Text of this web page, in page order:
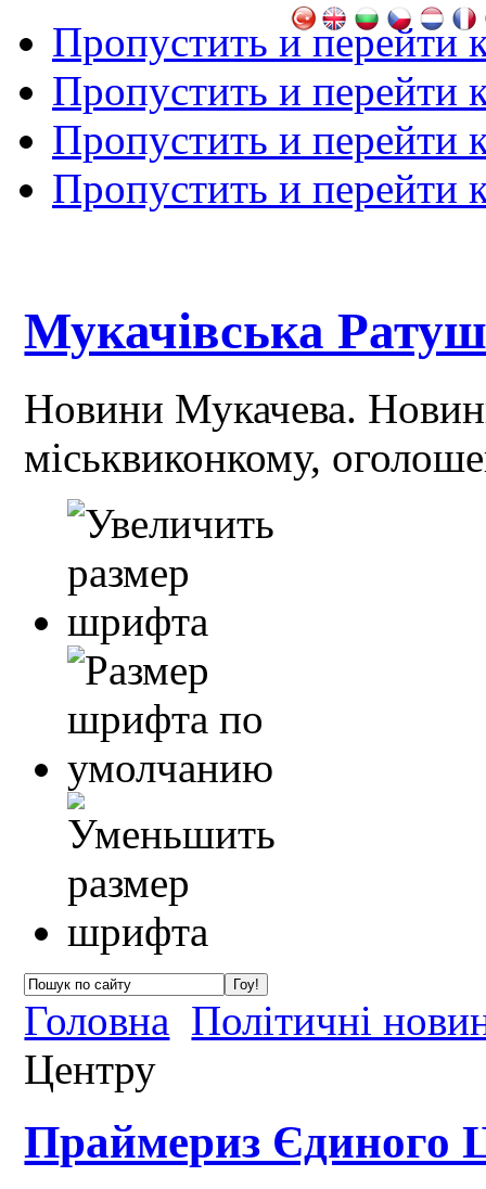
Пропустить и перейти
Пропустить и перейти
Пропустить и перейти
Пропустить и перейти
Мукачівська
Новини Мукачева.
міськвиконкому,
Головна Політичні
Центру
Праймериз Єдиного